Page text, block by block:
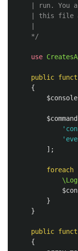
| run. You
| this file
    */
use
public
{
$console
];
foreach
\Log
}
}
public
{